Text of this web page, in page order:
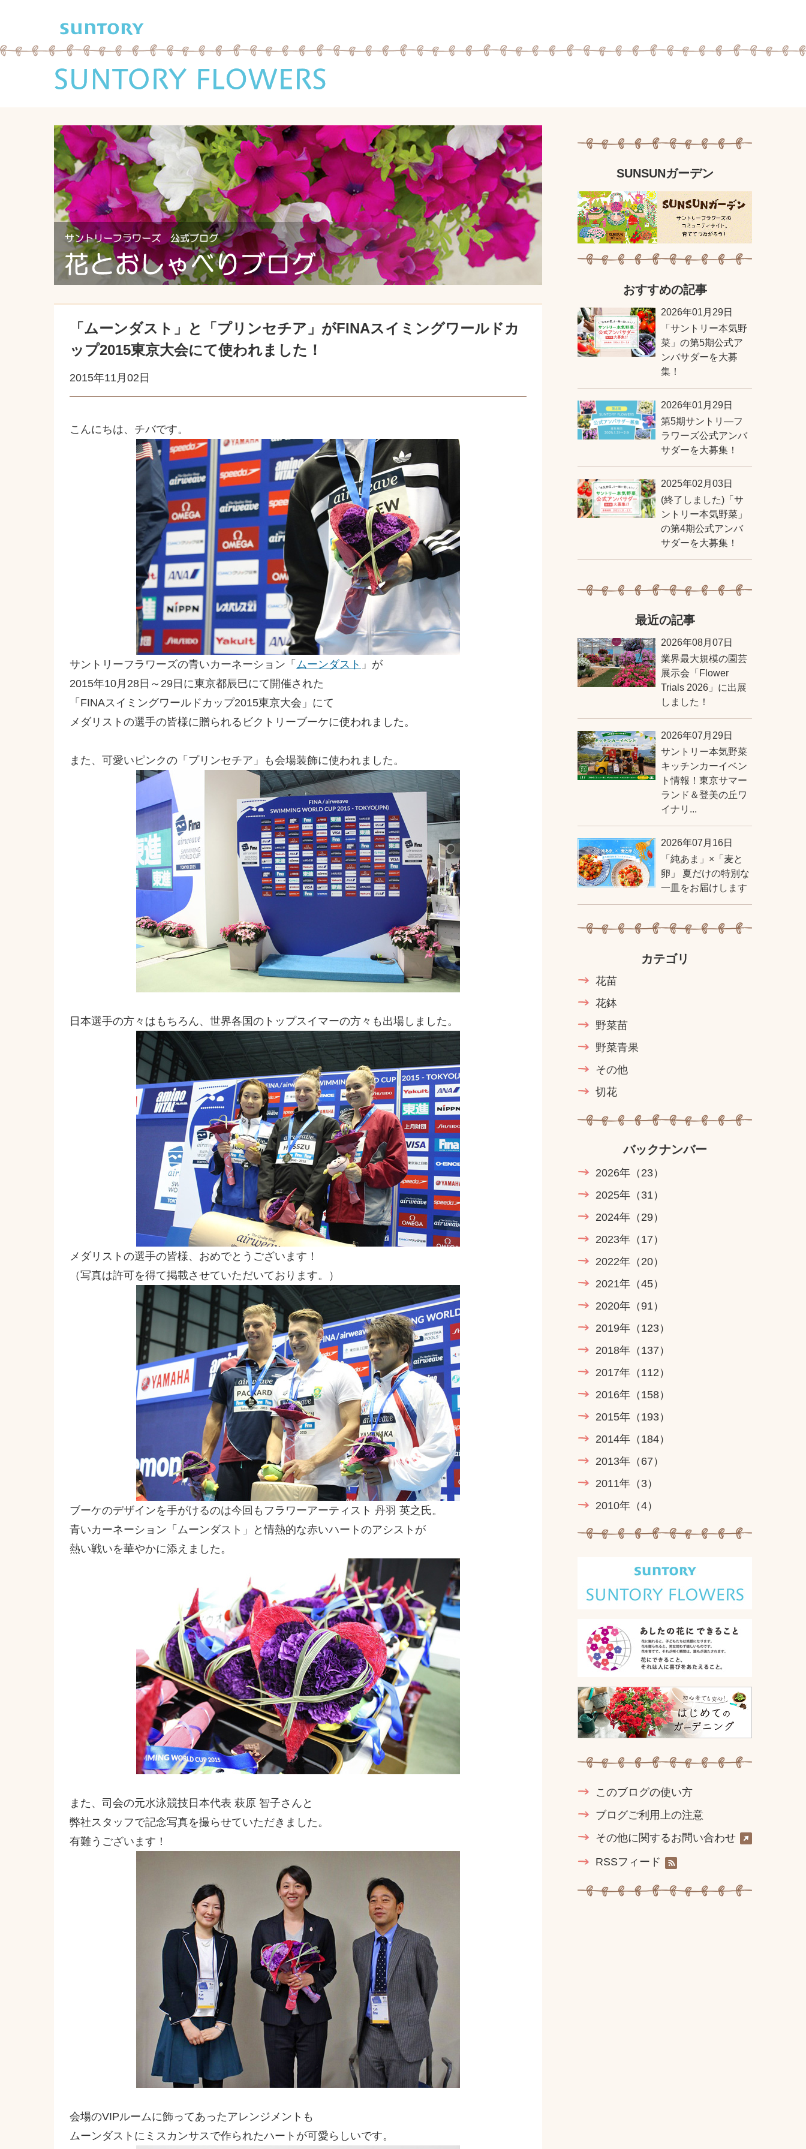
「ムーンダスト」と「プリンセチア」がFINAスイミングワールドカ
ップ2015東京大会にて使われました！
2015年11月02日
こんにちは、チバです。
サントリーフラワーズの青いカーネーション「 ムーンダスト 」が
2015年10月28日～29日に東京都辰巳にて開催された
「FINAスイミングワールドカップ2015東京大会」にて
メダリストの選手の皆様に贈られるビクトリーブーケに使われました。
また、可愛いピンクの「プリンセチア」も会場装飾に使われました。
日本選手の方々はもちろん、世界各国のトップスイマーの方々も出場しました。
メダリストの選手の皆様、おめでとうございます！
（写真は許可を得て掲載させていただいております。）
ブーケのデザインを手がけるのは今回もフラワーアーティスト 丹羽 英之氏。
青いカーネーション「ムーンダスト」と情熱的な赤いハートのアシストが
熱い戦いを華やかに添えました。
また、司会の元水泳競技日本代表 萩原 智子さんと
弊社スタッフで記念写真を撮らせていただきました。
有難うございます！
会場のVIPルームに飾ってあったアレンジメントも
ムーンダストにミスカンサスで作られたハートが可愛らしいです。
SUNSUNガーデン
おすすめの記事
2026年01月29日
「サントリー本気野
菜」の第5期公式ア
ンバサダーを大募
集！
2026年01月29日
第5期サントリ―フ
ラワーズ公式アンバ
サダーを大募集！
2025年02月03日
(終了しました)「サ
ントリー本気野菜」
の第4期公式アンバ
サダーを大募集！
最近の記事
2026年08月07日
業界最大規模の園芸
展示会「Flower
Trials 2026」に出展
しました！
2026年07月29日
サントリー本気野菜
キッチンカーイベン
ト情報！東京サマー
ランド＆登美の丘ワ
イナリ...
2026年07月16日
「純あま」×「麦と
卵」 夏だけの特別な
一皿をお届けします
カテゴリ
花苗
花鉢
野菜苗
野菜青果
その他
切花
バックナンバー
2026年 （23）
2025年 （31）
2024年 （29）
2023年 （17）
2022年 （20）
2021年 （45）
2020年 （91）
2019年 （123）
2018年 （137）
2017年 （112）
2016年 （158）
2015年 （193）
2014年 （184）
2013年 （67）
2011年 （3）
2010年 （4）
このブログの使い方
ブログご利用上の注意
その他に関するお問い合わせ
RSSフィード